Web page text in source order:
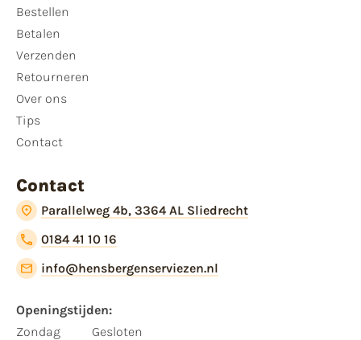
Bestellen
Betalen
Verzenden
Retourneren
Over ons
Tips
Contact
Contact
Parallelweg 4b, 3364 AL Sliedrecht
0184 41 10 16
info@hensbergenserviezen.nl
Openingstijden:​
​Zondag
Gesloten